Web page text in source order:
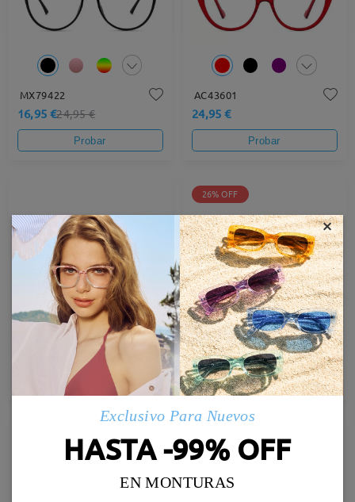
MX79422
16,95 €24,95 €
Probar
AC43601
24,95 €
Probar
Firm231109
Probar
26% OFF
Airy12
16,95 €22,95 €
Probar
×
Exclusivo Para Nuevos
HASTA -99% OFF
EN MONTURAS